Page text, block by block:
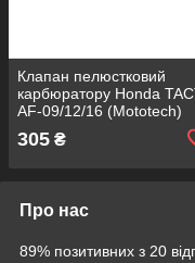
Клапан пелюстковий
карбюратору Honda
AF-09/12/16 (Mototech)
305 ₴
Про нас
89% позитивних з 20